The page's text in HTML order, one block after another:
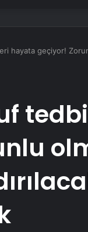
hayata geçiyor!